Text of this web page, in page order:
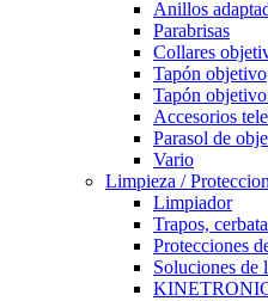
Anillos
Parabrisas
Collares
Tapón objetivo
Tapón
Accesorios
Parasol de
Vario
Limpieza /
Limpiador
Trapos,
Protecciones
Soluciones de